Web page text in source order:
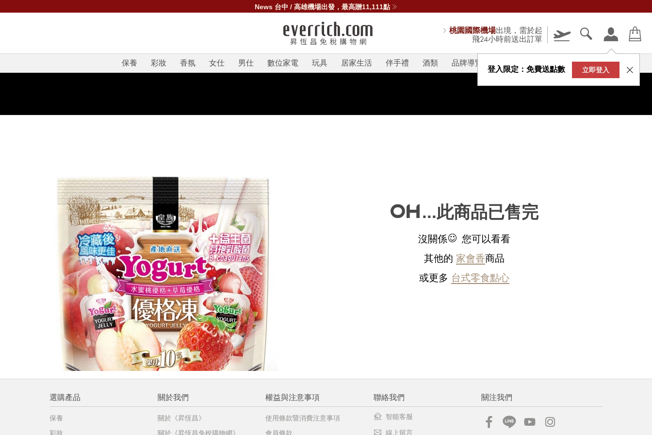
News 台中 / 高雄機場出發，最高贈11,111點
桃園國際機場出境，需於起
飛24小時前送出訂單
登入限定：免費送點數 立即登入
保養 彩妝 香氛 女仕 男仕 數位家電 玩具 居家生活 伴手禮 酒類 品牌導覽 V-STORY
桃園國際機場(TPE)
臺中國際機場(RMQ)
提醒您：
免稅品線上預訂服務限
不同機場的下單時間皆不相同，細節或訂購流程指引，請瀏覽購物流程說
...此商品已售完
沒關係
您可以看看
其他的 家會香商品
或更多 台式零食點心
選購產品
保養
彩妝
關於我們
關於《昇恆昌》
關於《昇恆昌免稅購物網》
權益與注意事項
使用條款暨消費注意事項
會員條款
聯絡我們
智能客服
線上留言
關注我們